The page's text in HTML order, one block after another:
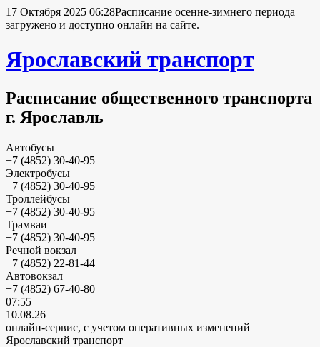
17 Октября 2025 06:28Расписание осенне-зимнего периода
загружено и доступно онлайн на сайте.
Ярославский транспорт
Расписание общественного транспорта
г. Ярославль
Автобусы
+7 (4852) 30-40-95
Электробусы
+7 (4852) 30-40-95
Троллейбусы
+7 (4852) 30-40-95
Трамваи
+7 (4852) 30-40-95
Речной вокзал
+7 (4852) 22-81-44
Автовокзал
+7 (4852) 67-40-80
07:55
10.08.26
онлайн-сервис, с учетом оперативных изменений
Ярославский транспорт